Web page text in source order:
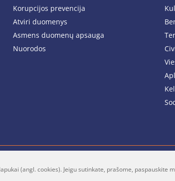
Korupcijos prevencija
Atviri duomenys
Asmens duomenų apsauga
Nuorodos
Facebook Youtube
(angl. cookies). Jeigu sutinkate, prašome, paspauskite